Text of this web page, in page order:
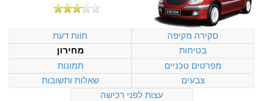
סקירה מקיפה
חוות דעת
בטיחות
מחירון
מפרטים טכניים
תמונות
צבעים
שאלות ותשובות
עצות לפני רכישה